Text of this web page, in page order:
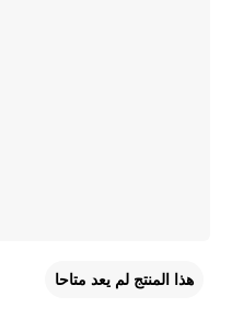
هذا المنتج لم يعد متاحا